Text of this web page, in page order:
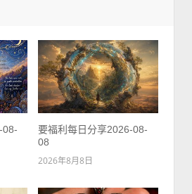
08-
要福利每日分享2026-08-
08
2026年8月8日